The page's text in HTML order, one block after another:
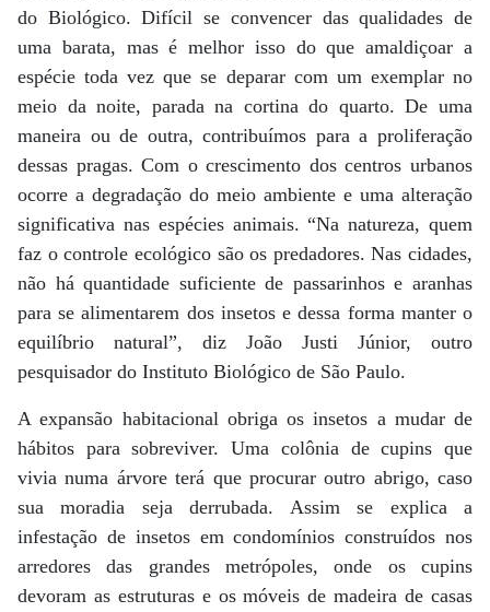
do Biológico. Difícil se convencer das qualidades de
uma barata, mas é melhor isso do que amaldiçoar a
espécie toda vez que se deparar com um exemplar no
meio da noite, parada na cortina do quarto. De uma
maneira ou de outra, contribuímos para a proliferação
dessas pragas. Com o crescimento dos centros urbanos
ocorre a degradação do meio ambiente e uma alteração
significativa nas espécies animais. “Na natureza, quem
faz o controle ecológico são os predadores. Nas cidades,
não há quantidade suficiente de passarinhos e aranhas
para se alimentarem dos insetos e dessa forma manter o
equilíbrio natural”, diz João Justi Júnior, outro
pesquisador do Instituto Biológico de São Paulo.
A expansão habitacional obriga os insetos a mudar de
hábitos para sobreviver. Uma colônia de cupins que
vivia numa árvore terá que procurar outro abrigo, caso
sua moradia seja derrubada. Assim se explica a
infestação de insetos em condomínios construídos nos
arredores das grandes metrópoles, onde os cupins
devoram as estruturas e os móveis de madeira de casas